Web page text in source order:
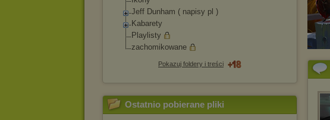
Jeff Dunham ( napisy pl )
Kabarety
Playlisty
zachomikowane
Pokazuj foldery i treści
Ostatnio pobierane pliki